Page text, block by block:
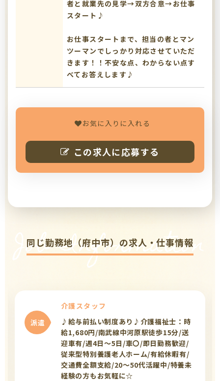
者と就業先の見学→双方合意→お仕事
スタート♪
お仕事スタートまで、担当の者とマン
ツーマンでしっかり対応させていただ
きます！！不安な点、わからない点す
べてお答えします♪
お気に入りに入れる
この求人に応募する
Job Information
同じ勤務地（府中市）の求人・仕事情報
派遣
介護スタッフ
♪給与前払い制度あり♪介護福祉士：時
給1,680円/南武線中河原駅徒歩15分/送
迎車有/週4日～5日/車〇/即日勤務歓迎/
従来型特別養護老人ホーム/有給休暇有/
交通費全額支給/20～50代活躍中/特養未
経験の方もお気軽に☆